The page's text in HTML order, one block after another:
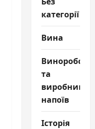
категорії
Вина
та
напоїв
Історія